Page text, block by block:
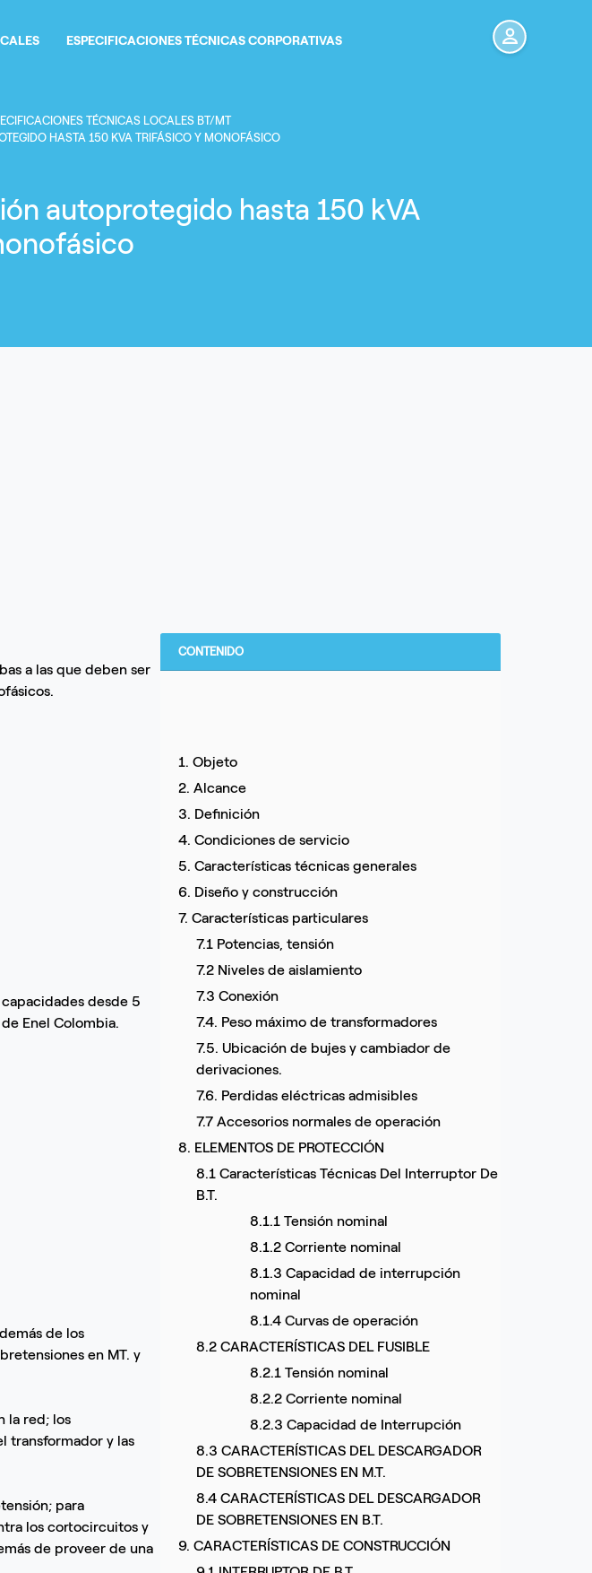
ESPECIFICACIONES TÉCNICAS CORPORATIVAS Menú de cuenta de
enlaces de ayuda a la navegación
TÉCNICAS LOCALES BT/MT
HASTA 150 KVA TRIFÁSICO Y MONOFÁSICO
autoprotegido hasta 150 kVA
a las que deben ser
desde 5
Enel Colombia.
de los
en MT. y
la red; los
transformador y las
para
los cortocircuitos y
de proveer de una
CONTENIDO
1. Objeto
2. Alcance
3. Definición
4. Condiciones de servicio
5. Características técnicas generales
6. Diseño y construcción
7. Características particulares
7.1 Potencias, tensión
7.2 Niveles de aislamiento
7.3 Conexión
7.4. Peso máximo de transformadores
7.5. Ubicación de bujes y cambiador de
derivaciones.
7.6. Perdidas eléctricas admisibles
7.7 Accesorios normales de operación
8. ELEMENTOS DE PROTECCIÓN
8.1 Características Técnicas Del Interruptor De
B.T.
8.1.1 Tensión nominal
8.1.2 Corriente nominal
8.1.3 Capacidad de interrupción
nominal
8.1.4 Curvas de operación
8.2 CARACTERÍSTICAS DEL FUSIBLE
8.2.1 Tensión nominal
8.2.2 Corriente nominal
8.2.3 Capacidad de Interrupción
8.3 CARACTERÍSTICAS DEL DESCARGADOR
DE SOBRETENSIONES EN M.T.
8.4 CARACTERÍSTICAS DEL DESCARGADOR
DE SOBRETENSIONES EN B.T.
9. CARACTERÍSTICAS DE CONSTRUCCIÓN